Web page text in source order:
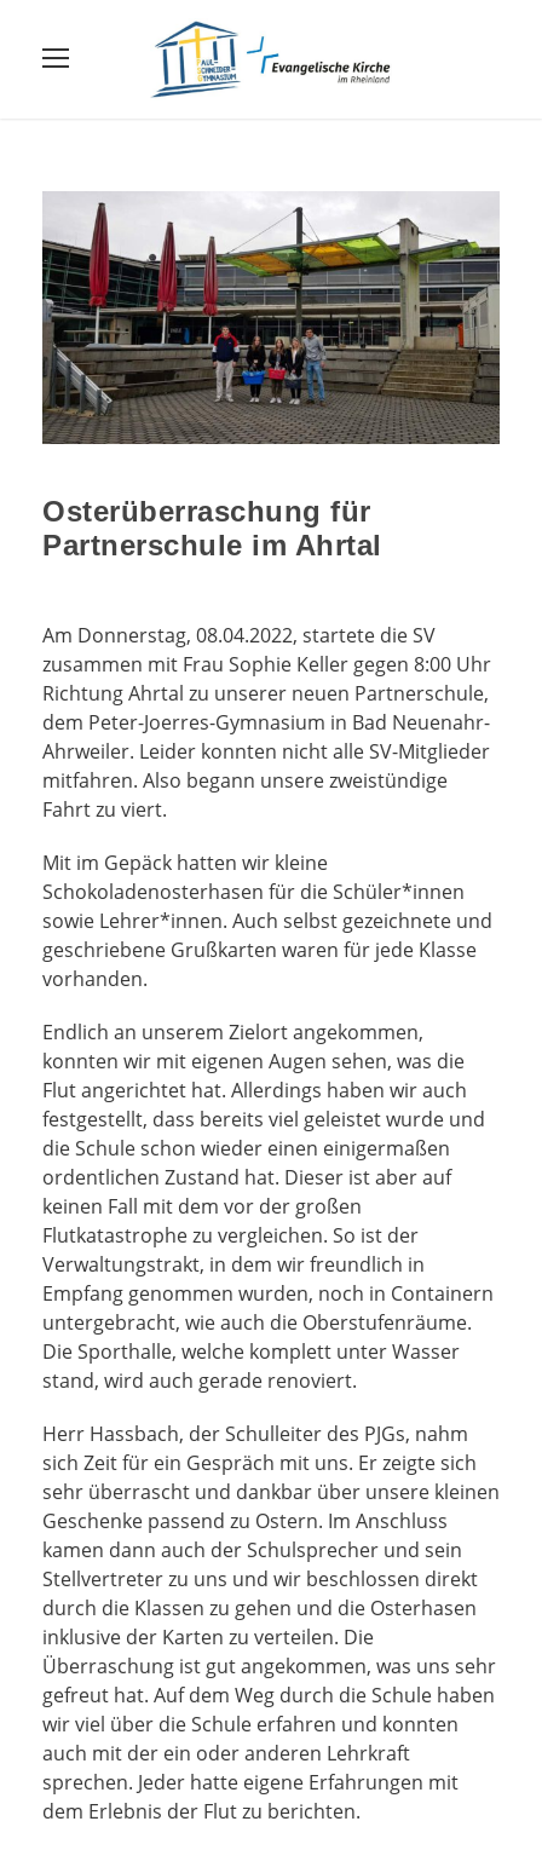
Osterüberraschung für
Partnerschule im Ahrtal
Am Donnerstag, 08.04.2022, startete die SV
zusammen mit Frau Sophie Keller gegen 8:00 Uhr
Richtung Ahrtal zu unserer neuen Partnerschule,
dem Peter-Joerres-Gymnasium in Bad Neuenahr-
Ahrweiler. Leider konnten nicht alle SV-Mitglieder
mitfahren. Also begann unsere zweistündige
Fahrt zu viert.
Mit im Gepäck hatten wir kleine
Schokoladenosterhasen für die Schüler*innen
sowie Lehrer*innen. Auch selbst gezeichnete und
geschriebene Grußkarten waren für jede Klasse
vorhanden.
Endlich an unserem Zielort angekommen,
konnten wir mit eigenen Augen sehen, was die
Flut angerichtet hat. Allerdings haben wir auch
festgestellt, dass bereits viel geleistet wurde und
die Schule schon wieder einen einigermaßen
ordentlichen Zustand hat. Dieser ist aber auf
keinen Fall mit dem vor der großen
Flutkatastrophe zu vergleichen. So ist der
Verwaltungstrakt, in dem wir freundlich in
Empfang genommen wurden, noch in Containern
untergebracht, wie auch die Oberstufenräume.
Die Sporthalle, welche komplett unter Wasser
stand, wird auch gerade renoviert.
Herr Hassbach, der Schulleiter des PJGs, nahm
sich Zeit für ein Gespräch mit uns. Er zeigte sich
sehr überrascht und dankbar über unsere kleinen
Geschenke passend zu Ostern. Im Anschluss
kamen dann auch der Schulsprecher und sein
Stellvertreter zu uns und wir beschlossen direkt
durch die Klassen zu gehen und die Osterhasen
inklusive der Karten zu verteilen. Die
Überraschung ist gut angekommen, was uns sehr
gefreut hat. Auf dem Weg durch die Schule haben
wir viel über die Schule erfahren und konnten
auch mit der ein oder anderen Lehrkraft
sprechen. Jeder hatte eigene Erfahrungen mit
dem Erlebnis der Flut zu berichten.